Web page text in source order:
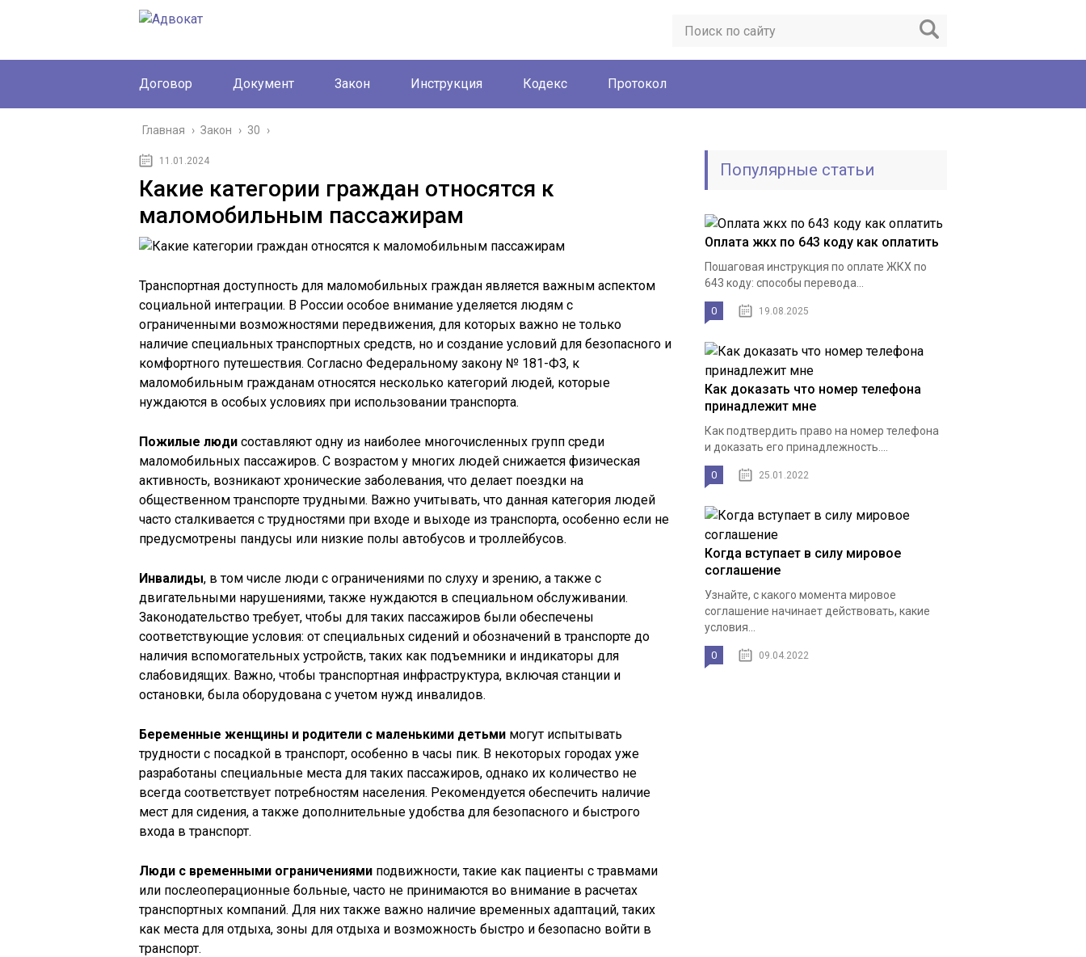
Договор Документ Закон Инструкция Кодекс Протокол
Главная › Закон › 30 ›
11.01.2024
Какие категории граждан относятся к
маломобильным пассажирам
Транспортная доступность для маломобильных граждан является важным аспектом
социальной интеграции. В России особое внимание уделяется людям с
ограниченными возможностями передвижения, для которых важно не только
наличие специальных транспортных средств, но и создание условий для безопасного и
комфортного путешествия. Согласно Федеральному закону № 181-ФЗ, к
маломобильным гражданам относятся несколько категорий людей, которые
нуждаются в особых условиях при использовании транспорта.
Пожилые люди составляют одну из наиболее многочисленных групп среди
маломобильных пассажиров. С возрастом у многих людей снижается физическая
активность, возникают хронические заболевания, что делает поездки на
общественном транспорте трудными. Важно учитывать, что данная категория людей
часто сталкивается с трудностями при входе и выходе из транспорта, особенно если не
предусмотрены пандусы или низкие полы автобусов и троллейбусов.
Инвалиды, в том числе люди с ограничениями по слуху и зрению, а также с
двигательными нарушениями, также нуждаются в специальном обслуживании.
Законодательство требует, чтобы для таких пассажиров были обеспечены
соответствующие условия: от специальных сидений и обозначений в транспорте до
наличия вспомогательных устройств, таких как подъемники и индикаторы для
слабовидящих. Важно, чтобы транспортная инфраструктура, включая станции и
остановки, была оборудована с учетом нужд инвалидов.
Беременные женщины и родители с маленькими детьми могут испытывать
трудности с посадкой в транспорт, особенно в часы пик. В некоторых городах уже
разработаны специальные места для таких пассажиров, однако их количество не
всегда соответствует потребностям населения. Рекомендуется обеспечить наличие
мест для сидения, а также дополнительные удобства для безопасного и быстрого
входа в транспорт.
Люди с временными ограничениями подвижности, такие как пациенты с травмами
или послеоперационные больные, часто не принимаются во внимание в расчетах
транспортных компаний. Для них также важно наличие временных адаптаций, таких
как места для отдыха, зоны для отдыха и возможность быстро и безопасно войти в
транспорт.
Популярные статьи
Оплата жкх по 643 коду как оплатить
Пошаговая инструкция по оплате ЖКХ по
643 коду: способы перевода...
0 19.08.2025
Как доказать что номер телефона
принадлежит мне
Как подтвердить право на номер телефона
и доказать его принадлежность....
0 25.01.2022
Когда вступает в силу мировое
соглашение
Узнайте, с какого момента мировое
соглашение начинает действовать, какие
условия...
0 09.04.2022